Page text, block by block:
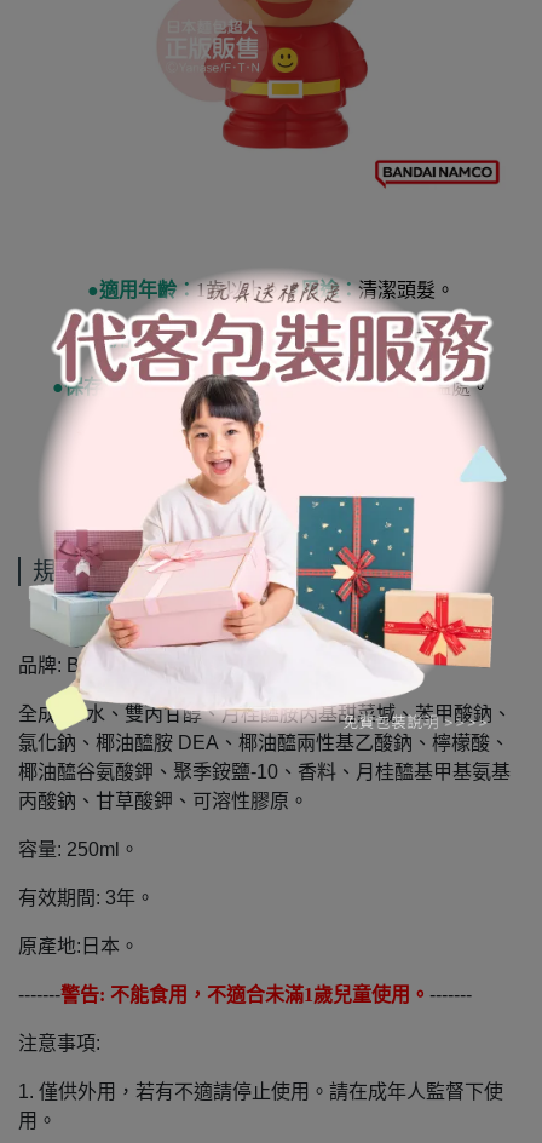
●適用年齡：1歲以上。●用途：清潔頭髮。
●使用方法：取適量抹於頭髮後以清水洗淨。
●保存方法：置於陰涼處，避免陽光直射或高溫處。
警告: 不能食用，不適合未滿1歲兒童使用。
規格說明
品牌: Bandai。
全成份: 水、雙丙甘醇、月桂醯胺丙基甜菜堿、苯甲酸鈉、
氯化鈉、椰油醯胺 DEA、椰油醯兩性基乙酸鈉、檸檬酸、
椰油醯谷氨酸鉀、聚季銨鹽-10、香料、月桂醯基甲基氨基
丙酸鈉、甘草酸鉀、可溶性膠原。
容量: 250ml。
有效期間: 3年。
原產地:日本。
-------警告: 不能食用，不適合未滿1歲兒童使用。 -------
注意事項:
1. 僅供外用，若有不適請停止使用。請在成年人監督下使
用。